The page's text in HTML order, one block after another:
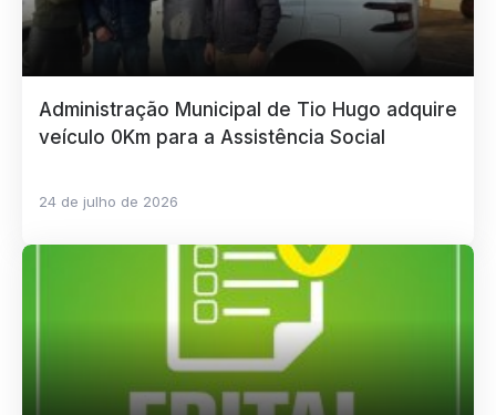
Administração Municipal de Tio Hugo adquire
veículo 0Km para a Assistência Social
24 de julho de 2026